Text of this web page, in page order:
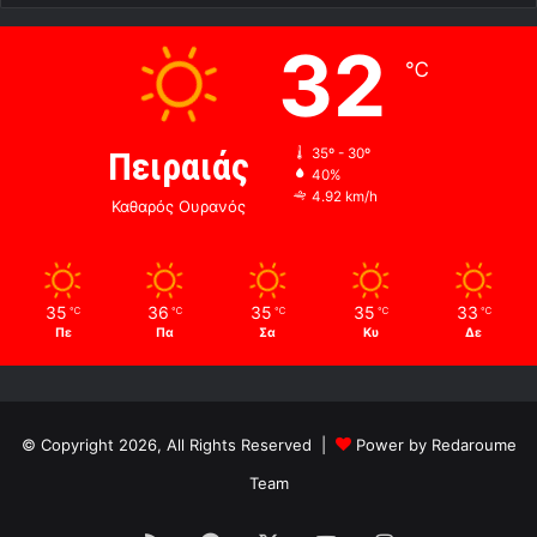
Πειραιάς
Καθαρός Ουρανός
32 ℃
35º - 30º
40%
4.92 km/h
35 ℃
Πε
36 ℃
Πα
35 ℃
Σα
35 ℃
Κυ
33 ℃
Δε
© Copyright 2026, All Rights Reserved |
Power by Redaroume
Team